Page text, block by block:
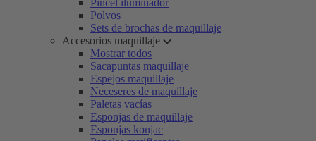
Pincel iluminador
Polvos
Sets de brochas de maquillaje
Accesorios maquillaje
Mostrar todos
Sacapuntas maquillaje
Espejos maquillaje
Neceseres de maquillaje
Paletas vacías
Esponjas de maquillaje
Esponjas konjac